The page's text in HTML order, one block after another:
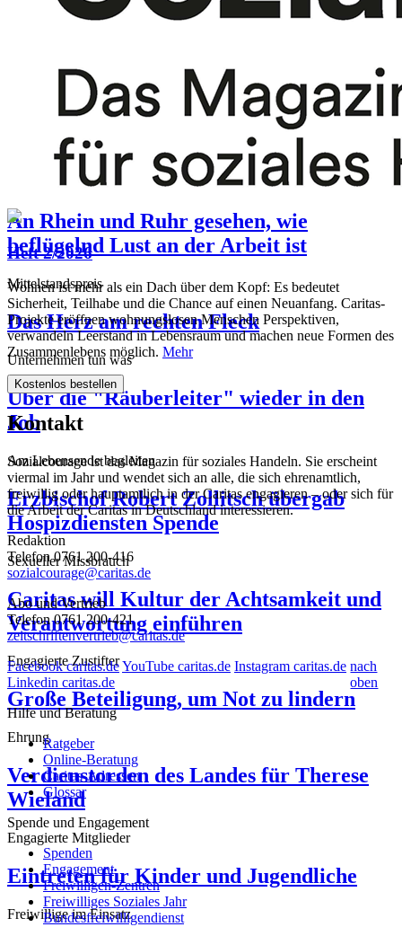
Caritas in Essen
Caritas in Aachen
Menü für das Bistro im Treffpunkt
Baden-Württemberg
Netzwerk-Projekte
An Rhein und Ruhr gesehen, wie
beflügelnd Lust an der Arbeit ist
Mittelstandspreis
Das Herz am rechten Fleck
Unternehmen tun was
Über die "Räuberleiter" wieder in den
Job
Am Lebensende begleiten
Erzbischof Robert Zollitsch übergab
Hospizdiensten Spende
Sexueller Missbrauch
Caritas will Kultur der Achtsamkeit und
Verantwortung einführen
Engagierte Zustifter
Große Beteiligung, um Not zu lindern
Ehrung
Verdienstorden des Landes für Therese
Wieland
Engagierte Mitglieder
Eintreten für Kinder und Jugendliche
Freiwillige im Einsatz
Heft 2/2026
Wohnen ist mehr als ein Dach über dem Kopf: Es bedeutet
Sicherheit, Teilhabe und die Chance auf einen Neuanfang. Caritas-
Projekte eröffnen wohnungslosen Menschen Perspektiven,
verwandeln Leerstand in Lebensraum und machen neue Formen des
Zusammenlebens möglich. Mehr
Kostenlos bestellen
Kontakt
Sozialcourage ist das Magazin für soziales Handeln. Sie erscheint
viermal im Jahr und wendet sich an alle, die sich ehrenamtlich,
freiwillig oder hauptamtlich in der Caritas engagieren – oder sich für
die Arbeit der Caritas in Deutschland interessieren.
Redaktion
Telefon 0761 200-416
sozialcourage@caritas.de
Abo und Vertrieb
Telefon 0761 200-421
zeitschriftenvertrieb@caritas.de
Facebook caritas.deYouTube caritas.de Instagram caritas.de
Linkedin caritas.de
nach
oben
Hilfe und Beratung
Ratgeber
Online-Beratung
Caritas-Adressen
Glossar
Spende und Engagement
Spenden
Engagement
Freiwilligen-Zentren
Freiwilliges Soziales Jahr
Bundesfreiwilligendienst